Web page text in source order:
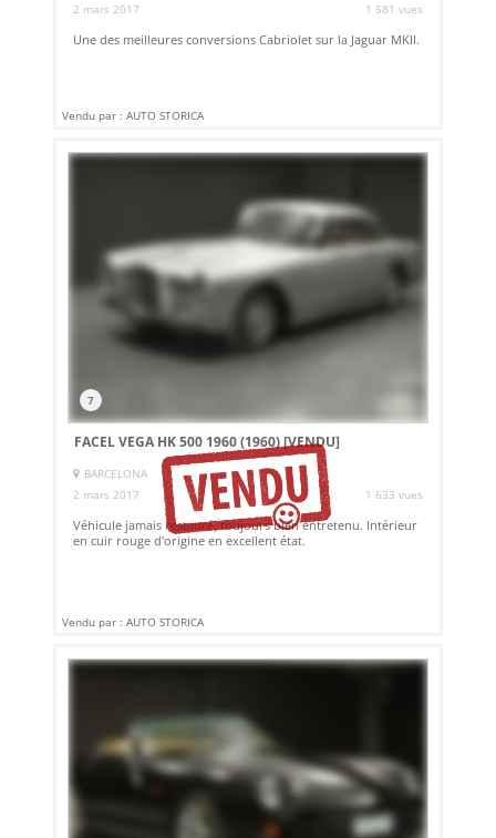
2 mars 2017
1 581 vues
Une des meilleures conversions Cabriolet sur la Jaguar MKII.
Vendu par : AUTO STORICA
7
FACEL VEGA HK 500 1960 (1960)[VENDU]
BARCELONA
2 mars 2017
1 633 vues
Véhicule jamais restauré, toujours bien entretenu. Intérieur
en cuir rouge d'origine en excellent état.
Vendu par : AUTO STORICA